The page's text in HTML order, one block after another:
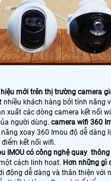
mới trên thị trường camera
khách hàng bởi tính năng
xuất các dòng camera kết nối
người dùng. camera wifi 360
xoay 360 Imou độ dễ dàng
kết nối wifi.
IMOU có công nghệ quay
cách linh hoạt. Hơn những gì
động dễ dàng và thân thiện với